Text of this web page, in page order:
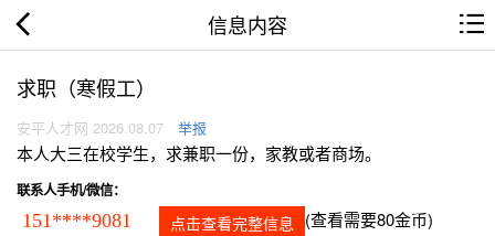
信息内容
求职（寒假工）
安平人才网 2026.08.07 举报
本人大三在校学生，求兼职一份，家教或者商场。
联系人手机/微信：
151****9081 点击查看完整信息 (查看需要80金币)